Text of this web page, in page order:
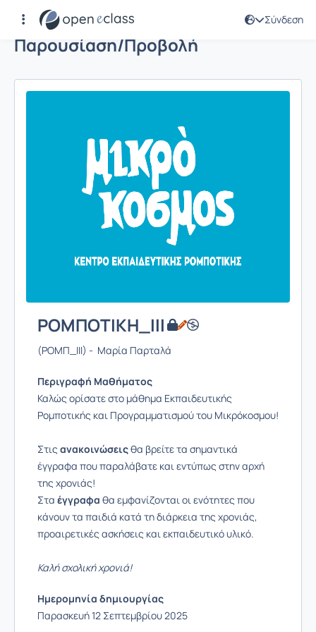
Σύνδεση
Παρουσίαση/Προβολή
ΡΟΜΠΟΤΙΚΗ_ΙΙΙ
(ΡΟΜΠ_ΙΙΙ) - Μαρία Παρταλά
Περιγραφή Μαθήματος
Καλώς ορίσατε στο μάθημα Εκπαιδευτικής
Ρομποτικής και Προγραμματισμού του Μικρόκοσμου!
Στις ανακοινώσειςθα βρείτε τα σημαντικά
έγγραφα που παραλάβατε και εντύπως στην αρχή
της χρονιάς!
Στα έγγραφα θα εμφανίζονται οι ενότητες που
κάνουν τα παιδιά κατά τη διάρκεια της χρονιάς,
προαιρετικές ασκήσεις και εκπαιδευτικό υλικό.
Καλή σχολική χρονιά!
Ημερομηνία δημιουργίας
Παρασκευή 12 Σεπτεμβρίου 2025